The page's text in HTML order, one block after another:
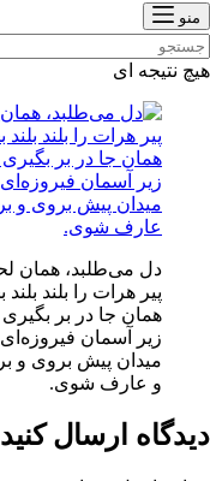
منو
هیچ نتیجه ای
دل می‌طلبد، همان
پیر هرات را بلند
همان جا در بر
زیر آسمان
میدان پیش بروی و
و عارف شوی.
دیدگاه ارسال کنید